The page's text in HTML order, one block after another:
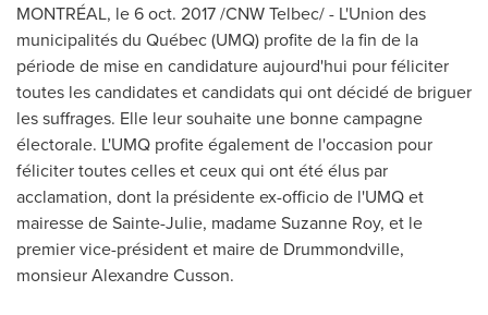
MONTRÉAL, le6 oct. 2017/CNW Telbec/ - L'Union des
municipalités du Québec (UMQ) profite de la fin de la
période de mise en candidature aujourd'hui pour féliciter
toutes les candidates et candidats qui ont décidé de briguer
les suffrages. Elle leur souhaite une bonne campagne
électorale. L'UMQ profite également de l'occasion pour
féliciter toutes celles et ceux qui ont été élus par
acclamation, dont la présidente ex-officio de l'UMQ et
mairesse deSainte-Julie, madameSuzanne Roy, et le
premier vice-président et maire de Drummondville,
monsieurAlexandre Cusson.